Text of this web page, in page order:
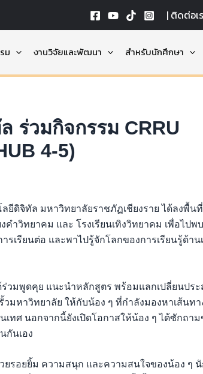
| ติดต่อเ
ม งานวิจัยและพัฒนา สำหรับนักศึกษา
ร่วมกิจกรรม CRRU
4-5)
ยีดิจิทัล มหาวิทยาลัยราชภัฏเชียงราย ได้ลงพื้น
คำวิทยาคม และ โรงเรียนเทิงวิทยาคม เพื่อไปพ
เรียนต่อ และพาไปรู้จักโลกของการเรียนรู้ด้าน
วมพูดคุย แนะนำหลักสูตร พร้อมแลกเปลี่ยนปร
วมหาวิทยาลัย ให้กับน้อง ๆ ที่กำลังมองหาเส้นท
ทศ นอกจากนี้ยังเปิดโอกาสให้น้อง ๆ ได้ซักถาม
กันเอง
รอยยิ้ม ความสนุก และความสนใจของน้อง ๆ นั